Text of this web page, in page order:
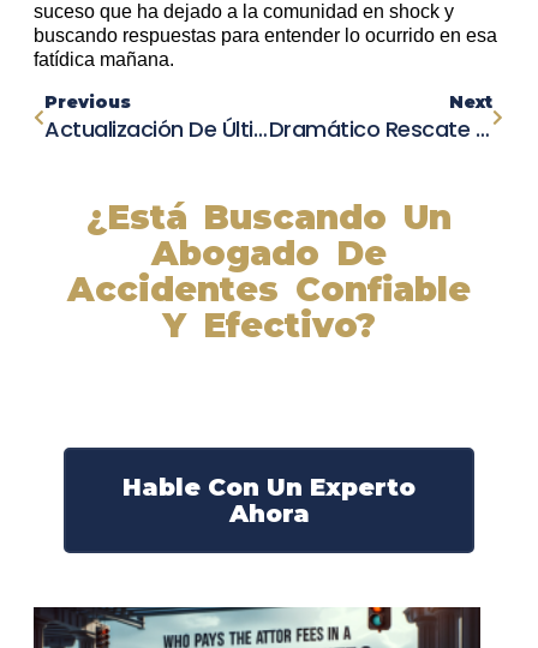
suceso que ha dejado a la comunidad en shock y
buscando respuestas para entender lo ocurrido en esa
fatídica mañana.
Previous
Actualización De Última Hora: Hospitalizan A Motociclista Tras Impactante Accidente En Jacksonville
Next
Dramático Rescate En California: Agentes Fronterizos Salvan A Mujer Atrapada En Choque Mortal
¿Está Buscando Un
Abogado De
Accidentes Confiable
Y Efectivo?
Hable Con Un Experto
Ahora